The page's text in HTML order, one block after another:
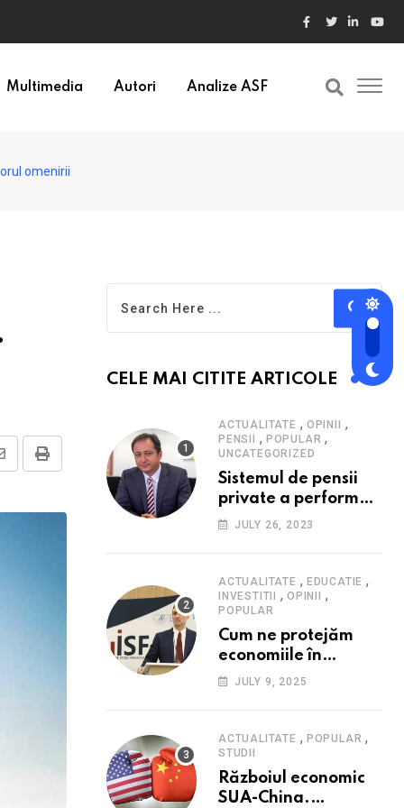
din Bulgaria au valori cu 30% mai mari
Multimedia Autori Analize ASF
omenirii
Print
CELE MAI CITITE ARTICOLE
ACTUALITATE , OPINII ,
PENSII , POPULAR ,
UNCATEGORIZED
Sistemul de pensii
private a performat
în 2023: randament
și plăți la maxim
istoric, rol esențial în
cadrul ofertei
Hidroelectrica,
reziliența la crize
JULY 26, 2023
ACTUALITATE , EDUCATIE ,
INVESTITII , OPINII ,
POPULAR
Cum ne protejăm
economiile în
contextul crizei
Valentin Ionescu,
președinte Institutul
de Studii Financiare
(ISF)
JULY 9, 2025
ACTUALITATE , POPULAR ,
STUDII
Războiul economic
SUA-China.